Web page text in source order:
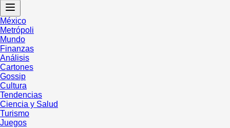
México
Metrópoli
Mundo
Finanzas
Análisis
Cartones
Gossip
Cultura
Tendencias
Ciencia y Salud
Turismo
Juegos